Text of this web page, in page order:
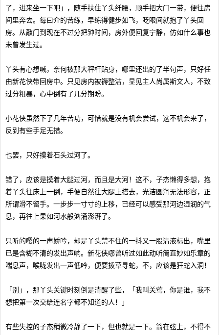
了，进来坐一下吧」，随手扶住丫头纤腰，顺手把大门一带，便往房
间里奔去。每曰介的苦练，早练得健步如飞，眨眼间就抱了丫头回
房。从敲门到现在不过分把钟时间，房外便回复宁静，仿如什么事也
未曾发生过。
丫头有心想喊，奈何被那大秤杆贴身，哪里还出的了半句声，只好任
由新花侠带回房中。只见房内被褥整洁，显见主人尚属斯文人，不致
过分粗暴，心中倒有了几分期盼。
小花侠虽然下了几年苦功，可惜就是没有机会尝试，这不机会来了，
反到有些手足无措。
也罢，只好摸着石头过河了。
错了，应该是摸着大腿过河，而且是大河！这不，子杰懒得多想，抱
着丫头往床上一倒，手便自然往大腿上搭去，光洁圆润无法形容，正
所谓滑不留手。一步步一寸寸的上移，已经可以感受那河边湿润的气
息，再往上果如河水般汹涌澎湃了。
只听的嘤的一声娇吟，却是丫头禁不住的一抖又一股清液标出，嘴里
已是含糊不清的发出声响。新花侠哪曾听过如此动听简直妙如乐章的
喘息声，喉咙发出一声低吟，便要拨草寻蛇，不，应该是狂蛇入洞！
「别」，那丫头关键时刻倒是清醒了些，「我叫关莺，你是谁，我不
想把第一次交给连名字都不知道的人！」
有些失控的子杰稍微冷静了一下，但也就是一下。箭在弦上，不得不